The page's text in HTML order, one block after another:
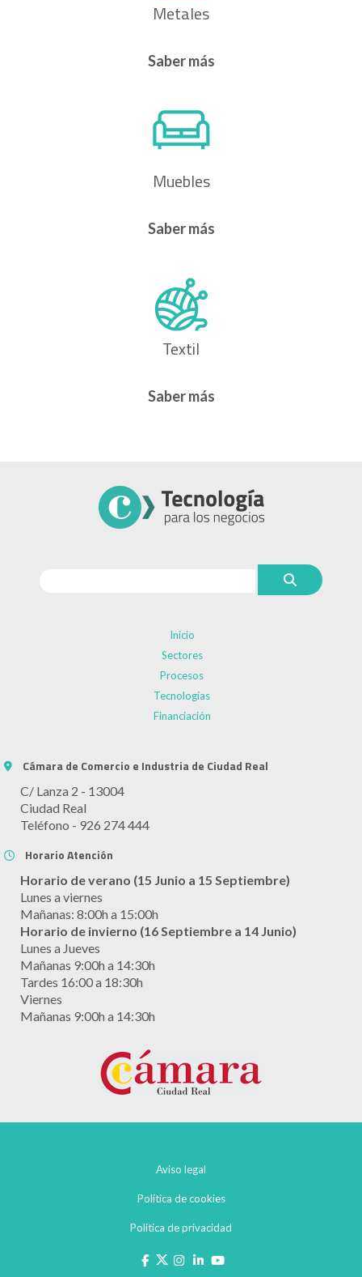
Metales
Saber más
Muebles
Saber más
Textil
Saber más
Inicio
Sectores
Procesos
Tecnologías
Financiación
Cámara de Comercio e Industria de Ciudad Real
C/ Lanza 2 - 13004
Ciudad Real
Teléfono - 926 274 444
Horario Atención
Horario de verano (15 Junio a 15 Septiembre)
Lunes a viernes
Mañanas: 8:00h a 15:00h
Horario de invierno (16 Septiembre a 14 Junio)
Lunes a Jueves
Mañanas 9:00h a 14:30h
Tardes 16:00 a 18:30h
Viernes
Mañanas 9:00h a 14:30h
Aviso legal
Política de cookies
Política de privacidad